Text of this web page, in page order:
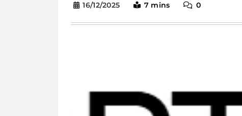
16/12/2025 7 mins 0